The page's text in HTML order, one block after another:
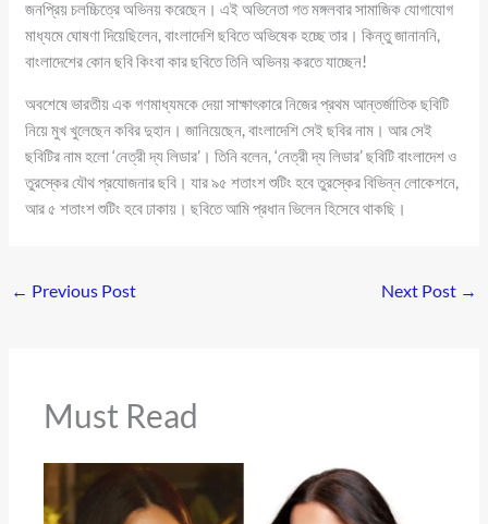
জনপ্রিয় চলচ্চিত্রে অভিনয় করেছেন। এই অভিনেতা গত মঙ্গলবার সামাজিক যোগাযোগ
মাধ্যমে ঘোষণা দিয়েছিলেন, বাংলাদেশি ছবিতে অভিষেক হচ্ছে তার। কিন্তু জানাননি,
বাংলাদেশের কোন ছবি কিংবা কার ছবিতে তিনি অভিনয় করতে যাচ্ছেন!
অবশেষে ভারতীয় এক গণমাধ্যমকে দেয়া সাক্ষাৎকারে নিজের প্রথম আন্তর্জাতিক ছবিটি
নিয়ে মুখ খুলেছেন কবির দুহান। জানিয়েছেন, বাংলাদেশি সেই ছবির নাম। আর সেই
ছবিটির নাম হলো ‘নেত্রী দ্য লিডার’। তিনি বলেন, ‘নেত্রী দ্য লিডার’ ছবিটি বাংলাদেশ ও
তুরস্কের যৌথ প্রযোজনার ছবি। যার ৯৫ শতাংশ শুটিং হবে তুরস্কের বিভিন্ন লোকেশনে,
আর ৫ শতাংশ শুটিং হবে ঢাকায়। ছবিতে আমি প্রধান ভিলেন হিসেবে থাকছি।
← Previous Post Next Post →
Must Read